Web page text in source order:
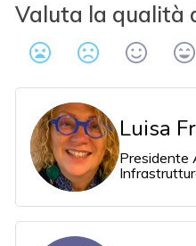
Valuta la qualità
Luisa
Presidente